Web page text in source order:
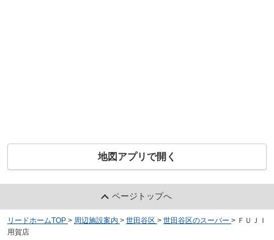
地図アプリで開く
ページトップへ
リードホームTOP > 周辺施設案内 > 世田谷区 > 世田谷区のスーパー > ＦＵＪＩ
用賀店